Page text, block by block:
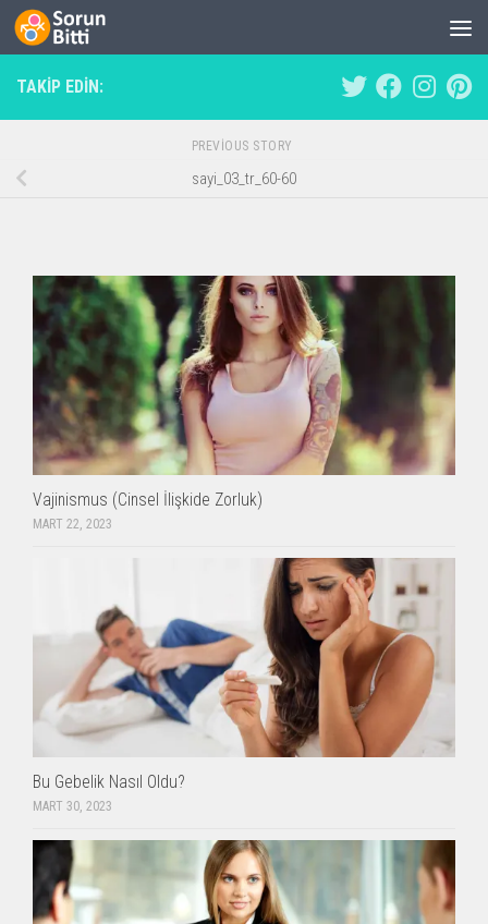
Skip to content
TAKIP EDIN:
PREVIOUS STORY
sayi_03_tr_60-60
Vajinismus (Cinsel İlişkide Zorluk)
MART 22, 2023
Bu Gebelik Nasıl Oldu?
MART 30, 2023